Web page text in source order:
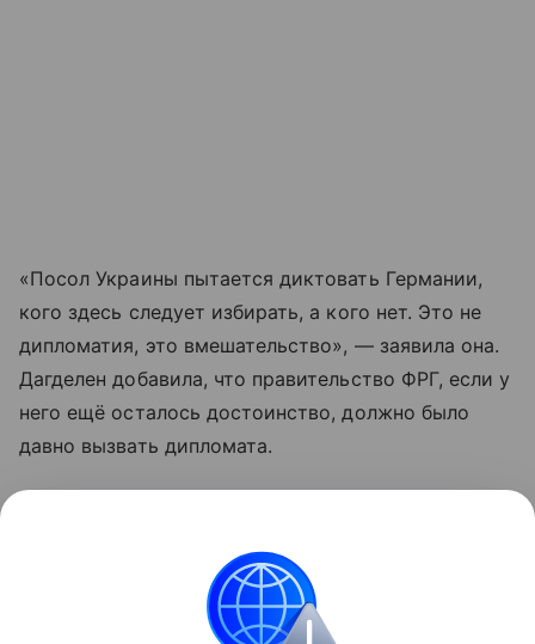
«Посол Украины пытается диктовать Германии,
кого здесь следует избирать, а кого нет. Это не
дипломатия, это вмешательство», — заявила она.
Дагделен добавила, что правительство ФРГ, если у
него ещё осталось достоинство, должно было
давно вызвать дипломата.